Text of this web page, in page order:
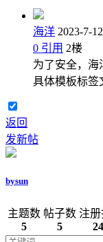
海洋 2023-7-12
0 引用 2楼
为了安全，海
具体模板标签
返回
发新帖
bysun
主题数
5
帖子数
5
注册